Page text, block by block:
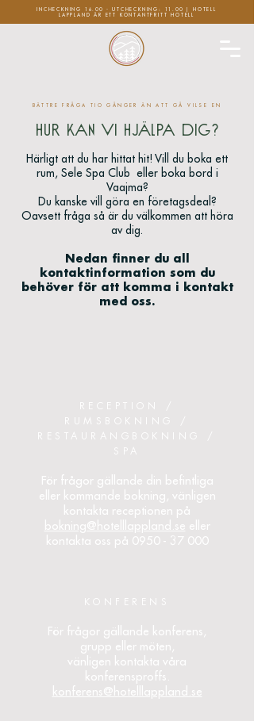
INCHECKNING 16.00 - UTCHECKNING: 11.00 | HOTELL
LAPPLAND ÄR ETT KONTANTFRITT HOTELL
BÄTTRE FRÅGA TIO GÅNGER ÄN ATT GÅ VILSE EN
Hur kan vi hjälpa dig?
Härligt att du har hittat hit! Vill du boka ett
rum, Sele Spa Club eller boka bord i
Vaajma?
Du kanske vill göra en företagsdeal?
Oavsett fråga så är du välkommen att höra
av dig.
Nedan finner du all
kontaktinformation som du
behöver för att komma i kontakt
med oss.
RECEPTION /
RUMSBOKNING /
RESTAURANGBOKNING /
SPA
För frågor gällande din befintliga
eller kommande bokning, vänligen
kontakta receptionen på
bokning@hotelllappland.se eller
kontakta oss på 0950 - 37 000
KONFERENS
För frågor gällande konferens,
grupp eller möten,
vänligen kontakta våra
konferensproffs.
konferens@hotelllappland.se